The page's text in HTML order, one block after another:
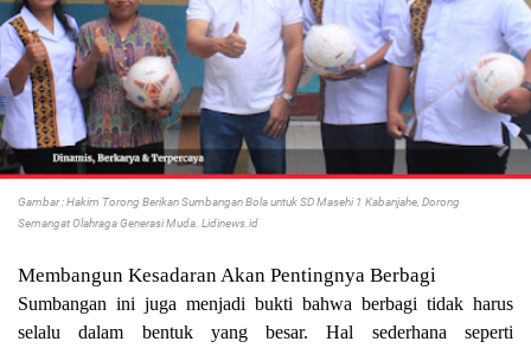
Gambar : Hakim Torong Berikan Sumbangan Bola untuk SD Masehi 1 Kabanjahe, Dorong
Semangat Olahraga Generasi Muda. Lidinews.id
Membangun Kesadaran Akan Pentingnya Berbagi
Sumbangan ini juga menjadi bukti bahwa berbagi tidak harus
selalu dalam bentuk yang besar. Hal sederhana seperti